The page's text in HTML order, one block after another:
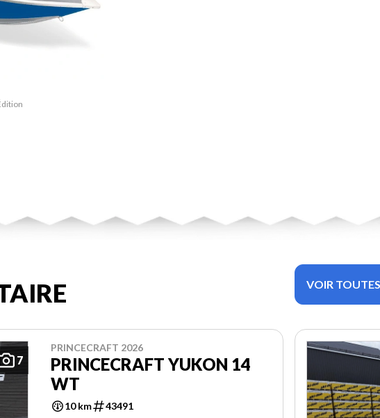
VOIR
7
PRINCECRAFT 2026
PRINCECRAFT YUKON 14
WT
10 km 43491